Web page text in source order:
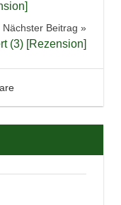
Nächster Beitrag
(3) [Rezension]